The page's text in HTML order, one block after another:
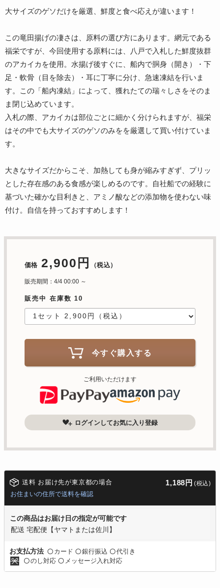
大サイズのゲソだけを厳選、鮮度と食べ応えが違います！
この竜田揚げの凄さは、原料の選び方にあります。網元である
福栄ですが、今回使用する原料には、八戸で入札した鮮度抜群
のアカイカを使用。水揚げ後すぐに、船内で胴身（開き）・下
足・軟骨（目を除去）・耳に丁寧に分け、急速凍結を行いま
す。この「船内凍結」によって、獲れたての瑞々しさをそのま
ま閉じ込めています。
入札の際、アカイカは部位ごとに細かく分けられますが、福栄
はその中でも大サイズのゲソのみをを厳選して買い付けていま
す。
大きなサイズだからこそ、加熱しても身が縮みすぎず、プリッ
とした存在感のある食感が楽しめるのです。自社船での経験に
基づいた確かな目利きと、アミノ酸などの添加物を使わない味
付け。自信を持っておすすめします！
価格 2,900円 （税込）
販売期間：4/4 00:00 ～
販売中 在庫数 10
今すぐ購入する
ご利用いただけます
ログインしてお気に入り登録
送料 お届け先が東京都の場合 1,188円 (税込)
お住まいの住所で送料を確認
この商品はお届け日の指定が可能です
配送 宅配便【ヤマトまたは佐川】
お支払方法 〇 カード 〇銀行振込 〇代引き
〇のし対応 〇 メッセージ入れ対応